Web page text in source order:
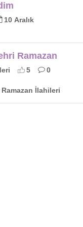
10 Aralık
Ramazan
5
0
İlahileri